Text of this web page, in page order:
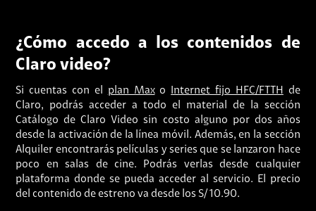
¿Cómo accedo a los contenidos de
Claro video?
Si cuentas con el plan Maxo Internet fijo HFC/FTTH
de
Claro, podrás acceder a todo el material de la sección
Catálogo de Claro Video sin costo alguno por dos años
desde la activación de la línea móvil. Además, en la sección
Alquiler encontrarás películas y series que se lanzaron hace
poco en salas de cine. Podrás verlas desde cualquier
plataforma donde se pueda acceder al servicio. El precio
del contenido de estreno va desde los S/ 10.90.